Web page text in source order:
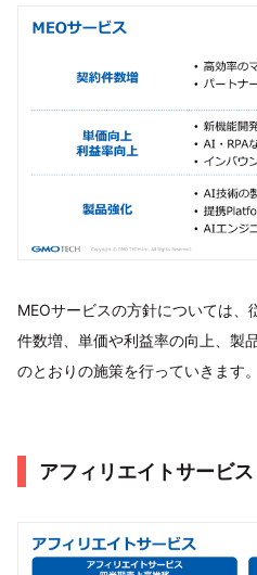
MEOサービスの方針については、
件数増、単価や利益率の向上、製
のとおりの施策を行っていきます。
アフィリエイトサービス